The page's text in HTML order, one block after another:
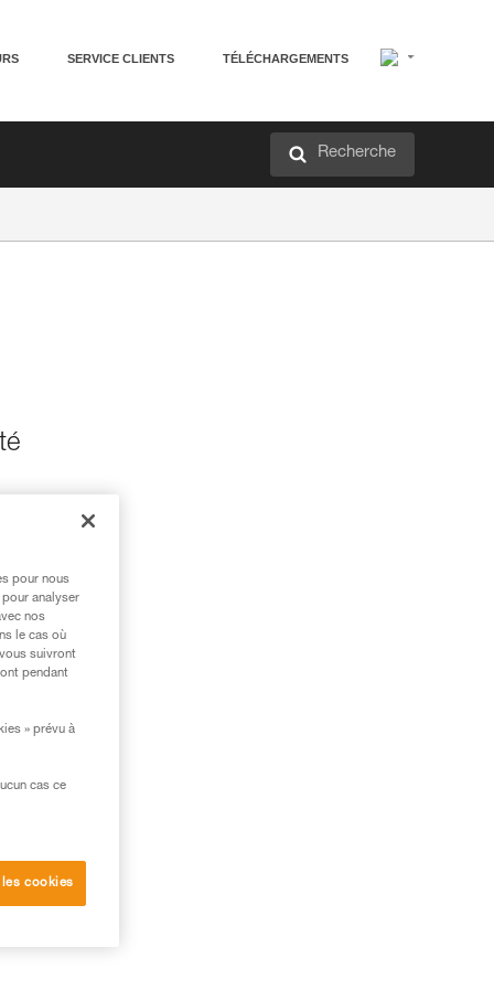
SERVICE CLIENTS TÉLÉCHARGEMENTS
Recherche
pour nous
analyser
nos
le cas où
suivront
pendant
» prévu à
cas ce
cookies